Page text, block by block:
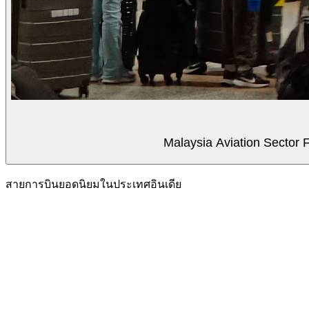
Malaysia Aviation Sector
สายการบินยอดนิยมในประเทศอินเดีย